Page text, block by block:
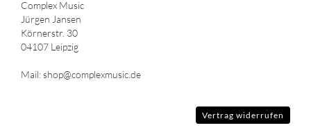
Complex Music
Jürgen Jansen
Körnerstr. 30
04107 Leipzig
Mail: shop@complexmusic.de
Vertrag widerrufen